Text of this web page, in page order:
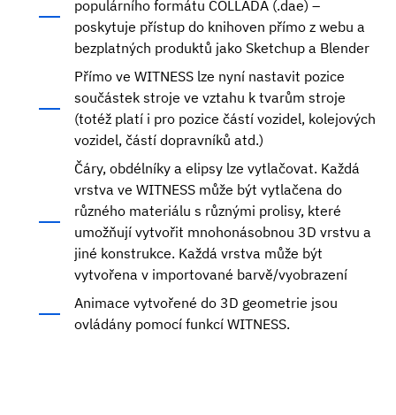
populárního formátu COLLADA (.dae) –
poskytuje přístup do knihoven přímo z webu a
bezplatných produktů jako Sketchup a Blender
Přímo ve WITNESS lze nyní nastavit pozice
součástek stroje ve vztahu k tvarům stroje
(totéž platí i pro pozice částí vozidel, kolejových
vozidel, částí dopravníků atd.)
Čáry, obdélníky a elipsy lze vytlačovat. Každá
vrstva ve WITNESS může být vytlačena do
různého materiálu s různými prolisy, které
umožňují vytvořit mnohonásobnou 3D vrstvu a
jiné konstrukce. Každá vrstva může být
vytvořena v importované barvě/vyobrazení
Animace vytvořené do 3D geometrie jsou
ovládány pomocí funkcí WITNESS.